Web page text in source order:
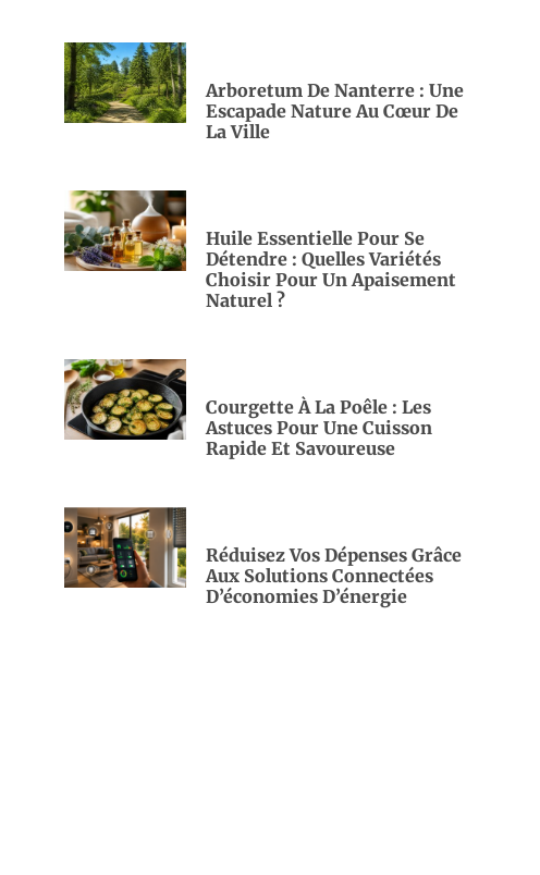
Arboretum De Nanterre : Une
Escapade Nature Au Cœur De
La Ville
Huile Essentielle Pour Se
Détendre : Quelles Variétés
Choisir Pour Un Apaisement
Naturel ?
Courgette À La Poêle : Les
Astuces Pour Une Cuisson
Rapide Et Savoureuse
Réduisez Vos Dépenses Grâce
Aux Solutions Connectées
D’économies D’énergie